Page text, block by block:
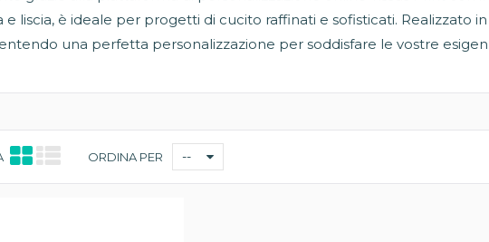
liscia, è ideale per progetti di cucito raffinati e sofisticati. Realizzato
una perfetta personalizzazione per soddisfare le vostre
ORDINA PER --